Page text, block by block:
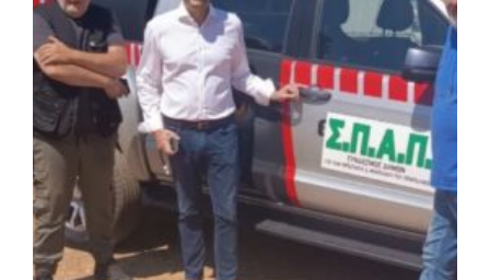
ενημερώνουν τους λουόμενους για τη
συνύπαρξη με τις θαλάσσιες χελώνες